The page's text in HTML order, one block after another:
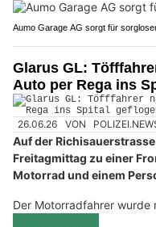
Aumo Garage AG sorgt für
Glarus GL:
Auto per Rega ins
26.06.26 VON
Auf der
Freitagmittag zu einer
Motorrad und einem
Der Motorradfahrer wurde